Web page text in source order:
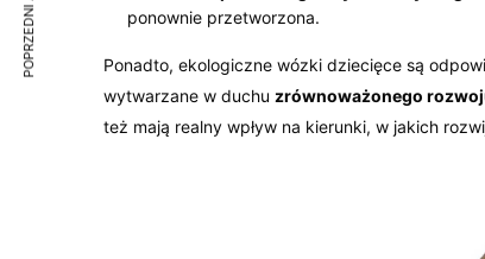
ponownie przetworzona.
Ponadto, ekologiczne wózki dziecięce są
wytwarzane w duchu zrównoważonego
też mają realny wpływ na kierunki, w jakich